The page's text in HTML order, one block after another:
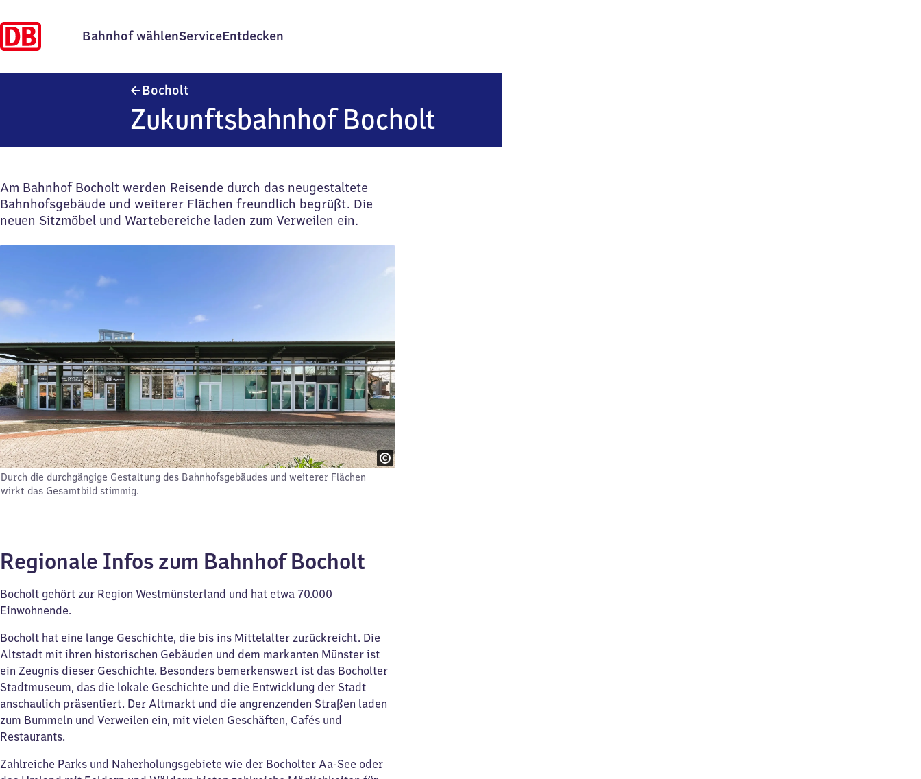
Bahnhof wählenServiceEntdecken
Bocholt
Zukunftsbahnhof Bocholt
Am Bahnhof Bocholt werden Reisende durch das neugestaltete
Bahnhofsgebäude und weiterer Flächen freundlich begrüßt. Die
neuen Sitzmöbel und Wartebereiche laden zum Verweilen ein.
Durch die durchgängige Gestaltung des Bahnhofsgebäudes und weiterer Flächen
wirkt das Gesamtbild stimmig.
Regionale Infos zum Bahnhof Bocholt
Bocholt gehört zur Region Westmünsterland und hat etwa 70.000
Einwohnende.
Bocholt hat eine lange Geschichte, die bis ins Mittelalter zurückreicht. Die
Altstadt mit ihren historischen Gebäuden und dem markanten Münster ist
ein Zeugnis dieser Geschichte. Besonders bemerkenswert ist das Bocholter
Stadtmuseum, das die lokale Geschichte und die Entwicklung der Stadt
anschaulich präsentiert. Der Altmarkt und die angrenzenden Straßen laden
zum Bummeln und Verweilen ein, mit vielen Geschäften, Cafés und
Restaurants.
Zahlreiche Parks und Naherholungsgebiete wie der Bocholter Aa-See oder